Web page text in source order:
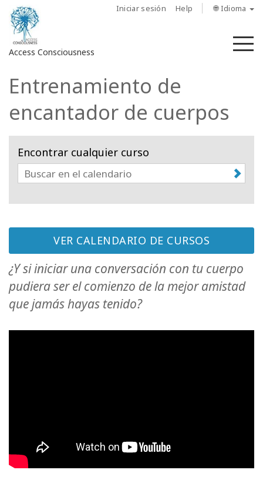
Iniciar sesión Help 🌐 Idioma
Access Consciousness
Iniciar
en
Sobre
nosotros
Regiones
Clases
CONTACTO
Entrenamiento de
encantador de cuerpos
Encontrar cualquier curso
VER CALENDARIO DE CURSOS
¿Y si iniciar una conversación con tu cuerpo
pudiera ser el comienzo de la mejor amistad
que jamás hayas tenido?